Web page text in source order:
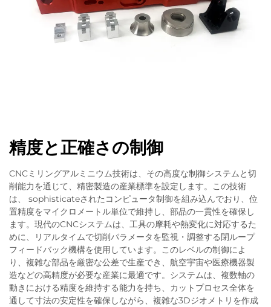
精度と正確さの制御
CNCミリングアルミニウム技術は、その高度な制御システムと切
削能力を通じて、精密製造の産業標準を設定します。この技術
は、 sophisticateされたコンピュータ制御を組み込んでおり、位
置精度をマイクロメートル単位で維持し、部品の一貫性を確保し
ます。現代のCNCシステムは、工具の摩耗や熱変化に対応するた
めに、リアルタイムで切削パラメータを監視・調整する閉ループ
フィードバック機構を使用しています。このレベルの制御によ
り、複雑な部品を厳密な公差で生産でき、航空宇宙や医療機器製
造などの高精度が必要な産業に最適です。システムは、複数軸の
動きにおける精度を維持する能力を持ち、カットプロセス全体を
通して寸法の安定性を確保しながら、複雑な3Dジオメトリを作成